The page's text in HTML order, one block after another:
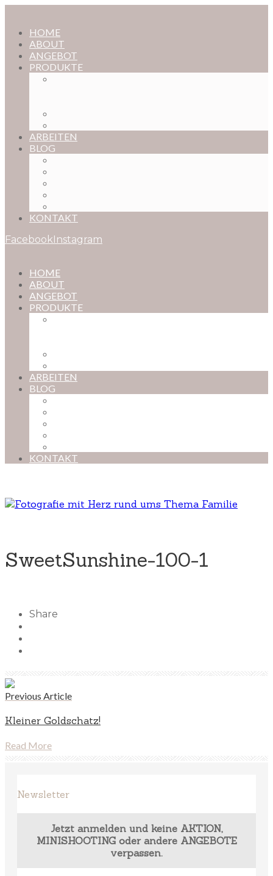
HOME
ABOUT
ANGEBOT
PRODUKTE
ARBEITEN
BLOG
KONTAKT
FacebookInstagram
HOME
ABOUT
ANGEBOT
PRODUKTE
ARBEITEN
BLOG
KONTAKT
SweetSunshine-100-1
Share
Previous Article
Kleiner Goldschatz!
Read More
Newsletter
Jetzt anmelden und keine AKTION,
MINISHOOTING oder andere ANGEBOTE
verpassen.